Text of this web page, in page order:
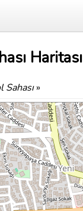
Haritası
»